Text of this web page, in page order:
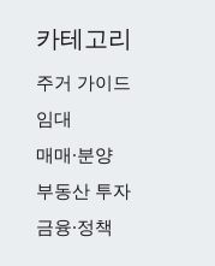
카테고리
주거 가이드
임대
매매·분양
부동산 투자
금융·정책